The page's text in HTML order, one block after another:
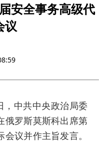
安全事务高级代
议
，中共中央政治局委
俄罗斯莫斯科出席第
议并作主旨发言。